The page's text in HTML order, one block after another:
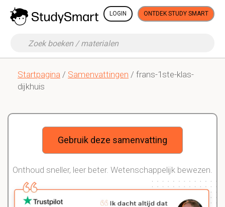
LOGIN ONTDEK STUDY SMART
Startpagina / Samenvattingen / frans-1ste-klas-
dijkhuis
Gebruik deze samenvatting
Onthoud sneller, leer beter. Wetenschappelijk bewezen.